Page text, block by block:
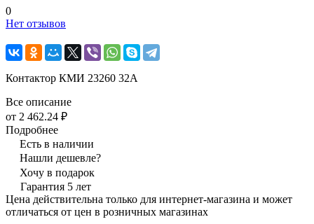
0
Нет отзывов
Контактор КМИ 23260 32А
Все описание
от 2 462.24 ₽
Подробнее
Есть в наличии
Нашли дешевле?
Хочу в подарок
Гарантия 5 лет
Цена действительна только для интернет-магазина и может
отличаться от цен в розничных магазинах